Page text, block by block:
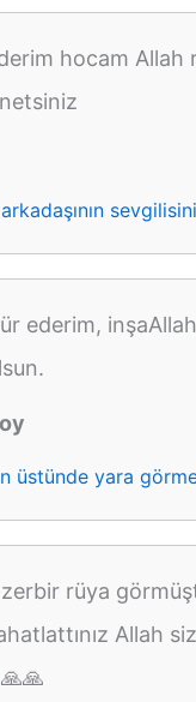
hocam Allah
ederim,
üstünde yara
rüya
Allah